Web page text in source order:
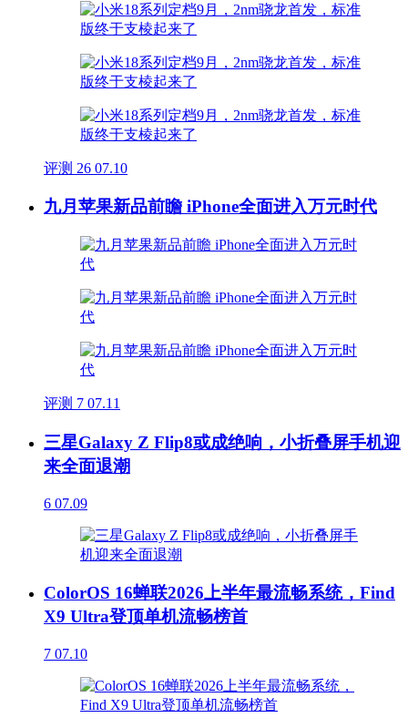
评测 26 07.10
九月苹果新品前瞻 iPhone全面进入万元时代
评测 7 07.11
三星Galaxy Z Flip8或成绝响，小折叠屏手机迎
来全面退潮
6 07.09
ColorOS 16蝉联2026上半年最流畅系统，Find
X9 Ultra登顶单机流畅榜首
7 07.10